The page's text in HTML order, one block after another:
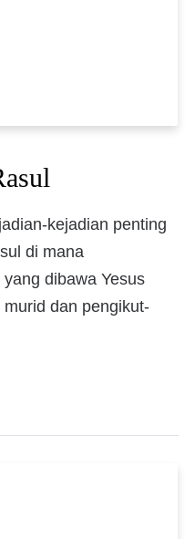
kejadian penting
di mana
dibawa Yesus
dan pengikut-